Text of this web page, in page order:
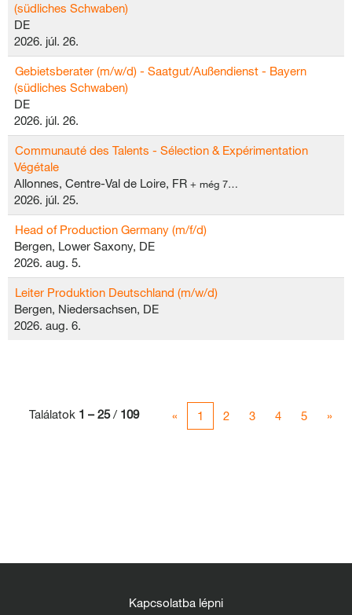
(südliches Schwaben)
DE
2026. júl. 26.
Gebietsberater (m/w/d) - Saatgut/Außendienst - Bayern
(südliches Schwaben)
DE
2026. júl. 26.
Communauté des Talents - Sélection & Expérimentation
Végétale
Allonnes, Centre-Val de Loire, FR + még 7…
2026. júl. 25.
Head of Production Germany (m/f/d)
Bergen, Lower Saxony, DE
2026. aug. 5.
Leiter Produktion Deutschland (m/w/d)
Bergen, Niedersachsen, DE
2026. aug. 6.
Találatok 1 – 25/ 109 « 1 2 3 4 5 »
Kapcsolatba lépni